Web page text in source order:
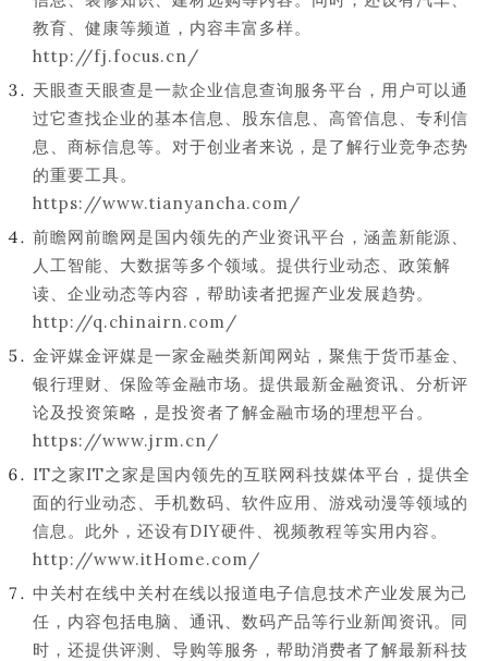
教育、健康等频道，内容丰富多样。
http://fj.focus.cn/
天眼查天眼查是一款企业信息查询服务平台，用户可以通
过它查找企业的基本信息、股东信息、高管信息、专利信
息、商标信息等。对于创业者来说，是了解行业竞争态势
的重要工具。
https://www.tianyancha.com/
前瞻网前瞻网是国内领先的产业资讯平台，涵盖新能源、
人工智能、大数据等多个领域。提供行业动态、政策解
读、企业动态等内容，帮助读者把握产业发展趋势。
http://q.chinairn.com/
金评媒金评媒是一家金融类新闻网站，聚焦于货币基金、
银行理财、保险等金融市场。提供最新金融资讯、分析评
论及投资策略，是投资者了解金融市场的理想平台。
https://www.jrm.cn/
IT之家IT之家是国内领先的互联网科技媒体平台，提供全
面的行业动态、手机数码、软件应用、游戏动漫等领域的
信息。此外，还设有DIY硬件、视频教程等实用内容。
http://www.itHome.com/
中关村在线中关村在线以报道电子信息技术产业发展为己
任，内容包括电脑、通讯、数码产品等行业新闻资讯。同
时，还提供评测、导购等服务，帮助消费者了解最新科技